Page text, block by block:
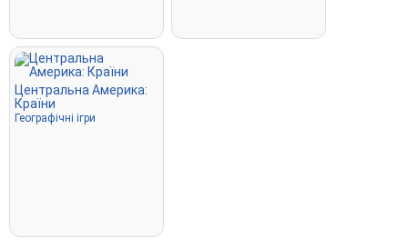
Центральна Америка:
Країни
Географічні ігри